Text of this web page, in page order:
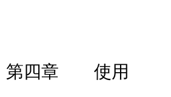
第四章 使用